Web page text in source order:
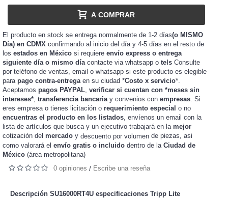
A COMPRAR
El producto en stock se entrega normalmente de 1-2 días(o MISMO
Día) en CDMX confirmando al inicio del día y 4-5 días en el resto de
los estados en México si requiere envío express o entrega
siguiente día o mismo día contacte via whatsapp o tels Consulte
por teléfono de ventas, email o whatsapp si este producto es elegible
para pago contra-entrega en su ciudad *Costo x servicio*.
Aceptamos pagos PAYPAL verificar si cuentan con *meses sin
intereses* transferencia bancaria y convenios con empresas . Si
eres empresa o tienes licitación o requerimiento especial o no
encuentras el producto en los listados, envíenos un email con la
lista de artículos que busca y un ejecutivo trabajará en la mejor
cotización del mercado y descuento por volumen de piezas, asi
como valorará el envío gratis o incluido dentro de la Ciudad de
México (área metropolitana)
0 opiniones / Escribe una reseña
Descripción SU16000RT4U especificaciones Tripp Lite